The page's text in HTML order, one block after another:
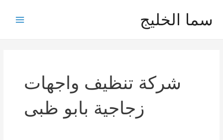
سما الخليج
شركة تنظيف واجهات
زجاجية بابو ظبى